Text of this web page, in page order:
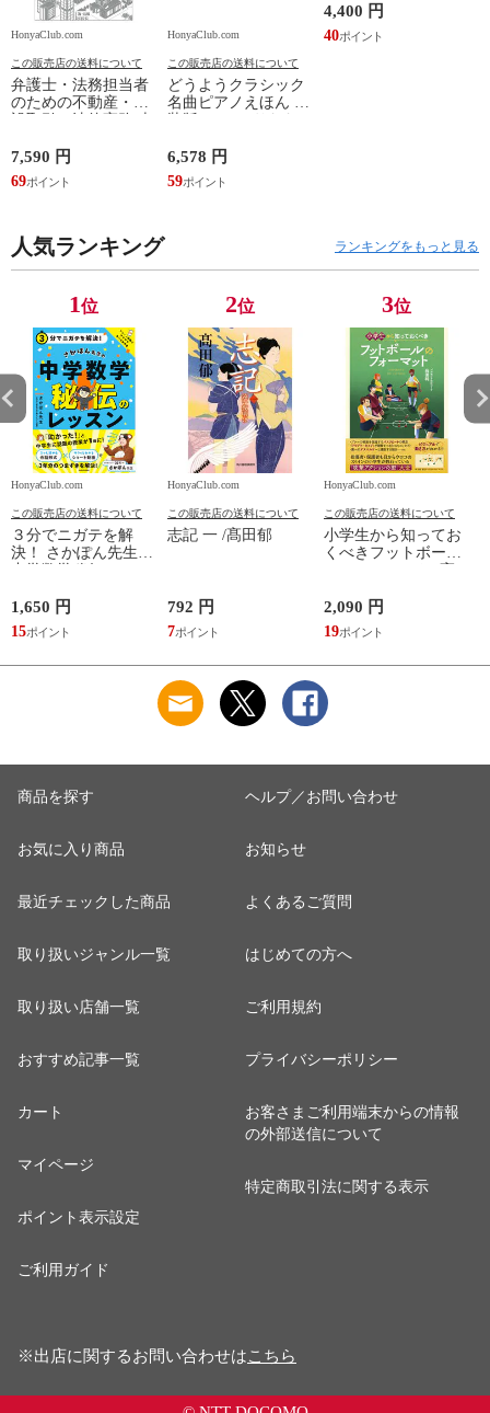
HonyaClub.com
この販売店の送料について
弁護士・法務担当者
のための不動産・建
開発、設計・監理、
建設請負 第２版 /富
田裕 小里佳嵩
7,590 円
69
HonyaClub.com
この販売店の送料について
どうようクラシック
名曲ピアノえほん 新
ワシマミワコ
6,578 円
59
4,400 円
40
人気ランキング ランキングをもっと見る
1位
HonyaClub.com
この販売店の送料について
３分でニガテを解
決！ さかぽん先生の
1,650 円
15
2位
HonyaClub.com
この販売店の送料について
志記 一 /髙田郁
792 円
7
3位
HonyaClub.com
この販売店の送料について
小学生から知ってお
くべきフットボール
2,090 円
19
商品を探す
お気に入り商品
最近チェックした商品
取り扱いジャンル一覧
取り扱い店舗一覧
おすすめ記事一覧
カート
マイページ
ポイント表示設定
ご利用ガイド
ヘルプ／お問い合わせ
お知らせ
よくあるご質問
はじめての方へ
ご利用規約
プライバシーポリシー
お客さまご利用端末からの情報
の外部送信について
特定商取引法に関する表示
※出店に関するお問い合わせはこちら